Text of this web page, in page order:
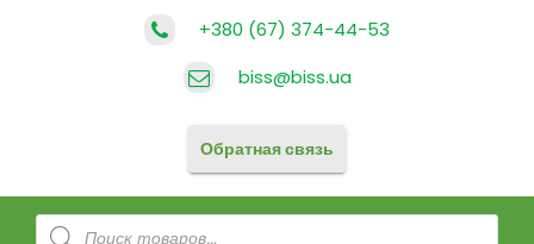
+380 (67) 374-44-53
biss@biss.ua
Обратная связь
Поиск